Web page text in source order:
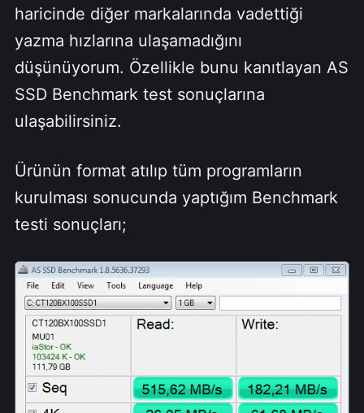
haricinde diğer markalarında vadettiği
yazma hızlarına ulaşamadığını
düşünüyorum. Özellikle bunu kanıtlayan AS
SSD Benchmark test sonuçlarına
ulaşabilirsiniz.
Ürünün format atılıp tüm programların
kurulması sonucunda yaptığım Benchmark
testi sonuçları;